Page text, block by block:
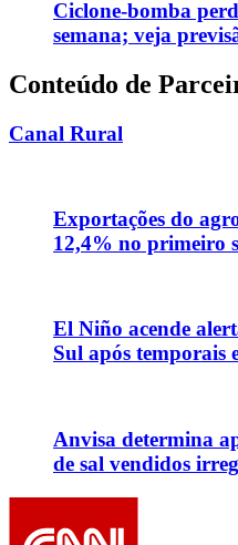
Ciclone-bomba
semana; veja
Conteúdo de
Canal Rural
Exportações do
12,4% no primeiro
El Niño acende
Sul após temporais
Anvisa determina
de sal vendidos